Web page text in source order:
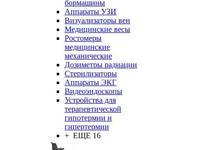
бормашины
Аппараты УЗИ
Визуализаторы вен
Медицинские весы
Ростомеры
медицинские
механические
Дозиметры радиации
Стерилизаторы
Аппараты ЭКГ
Видеоэндоскопы
Устройства для
терапевтической
гипотермии и
гипертермии
+ ЕЩЕ 16